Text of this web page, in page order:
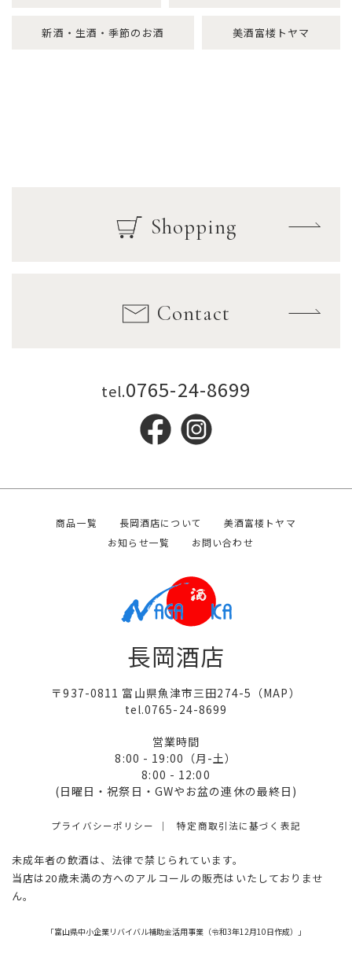
新酒・生酒・季節のお酒 美酒富楼トヤマ
Shopping
Contact
tel.0765-24-8699
商品一覧 長岡酒店について
美酒富楼トヤマ
お知らせ一覧
お問い合わせ
長岡酒店
〒937-0811 富山県魚津市三田274-5（MAP）
tel.0765-24-8699
営業時間
8:00 - 19:00（月-土）
8:00 - 12:00
(日曜日・祝祭日・GWやお盆の連休の最終日)
プライバシーポリシー 特定商取引法に基づく表記
未成年者の飲酒は、法律で禁じられています。
当店は20歳未満の方へのアルコールの販売はいたしておりませ
ん。
「富山県中小企業リバイバル補助金活用事業（令和3年12月10日作成）」